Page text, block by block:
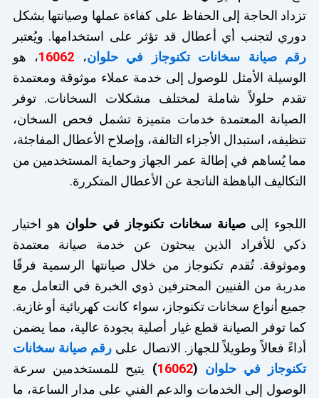
تزداد الحاجة إلى الحفاظ على كفاءة عملها وصيانتها بشكل
دوري لتجنب أي أعطال قد تؤثر على استخدامها. ويُعتبر
رقم صيانة سخانات تكنوجاز في حلوان، 16062، هو
الوسيلة الأمثل للوصول إلى خدمة عملاء موثوقة ومعتمدة
تقدم حلولاً شاملة لمختلف مشكلات السخانات. توفر
الصيانة المعتمدة خدمات متميزة تشمل فحص السخان،
تنظيفه، استبدال الأجزاء التالفة، وإصلاح الأعطال المفاجئة،
مما يُساهم في إطالة عمر الجهاز وحماية المستخدمين من
التكاليف الباهظة الناتجة عن الأعطال المتكررة.
اللجوء إلىصيانة سخانات تكنوجاز في حلوان هو اختيار
ذكي للأفراد الذين يبحثون عن خدمة صيانة معتمدة
وموثوقة. تُقدم تكنوجاز من خلال صيانتها الرسمية فرقًا
مدربة من الفنيين المحترفين ذوي الخبرة في التعامل مع
جميع أنواع سخانات تكنوجاز، سواء كانت كهربائية أو غازية.
كما توفر الصيانة قطع غيار أصلية بجودة عالية، مما يضمن
أداءً فعالاً وطويلاً للجهاز. الاتصال على رقم صيانة سخانات
تكنوجاز في حلوان (
16062
) يتيح للمستخدمين سرعة
الوصول إلى الخدمات والدعم الفني على مدار الساعة، ما